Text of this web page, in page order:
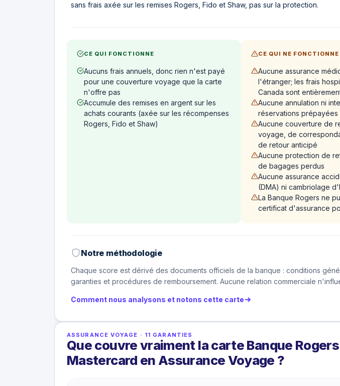
sans frais axée sur les remises Rogers, Fido et Shaw, pas sur la protection.
CE QUI FONCTIONNE
Aucuns frais annuels, donc rien n'est payé
pour une couverture voyage que la carte
n'offre pas
Accumule des remises en argent sur les
achats courants (axée sur les récompenses
Rogers, Fido et Shaw)
CE QUI NE FONCTIONNE
Aucune assurance
l'étranger; les frais
Canada sont
Aucune annulation ni
réservations prépayées
Aucune couverture de
voyage, de
de retour anticipé
Aucune protection de
de bagages perdus
Aucune assurance
(DMA) ni cambriolage
La Banque Rogers ne
certificat d'assurance
Notre méthodologie
Chaque score est dérivé des documents officiels de la banque : conditions
garanties et procédures de remboursement. Aucune relation commerciale
Comment nous analysons et notons cette carte
ASSURANCE VOYAGE · 11 GARANTIES
Que couvre vraiment la carte Banque
Mastercard en Assurance Voyage ?